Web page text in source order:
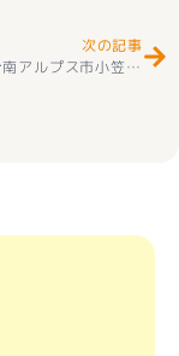
次の記事
★お知らせ★南アルプス市小笠原 新築建売住宅 好評販売中